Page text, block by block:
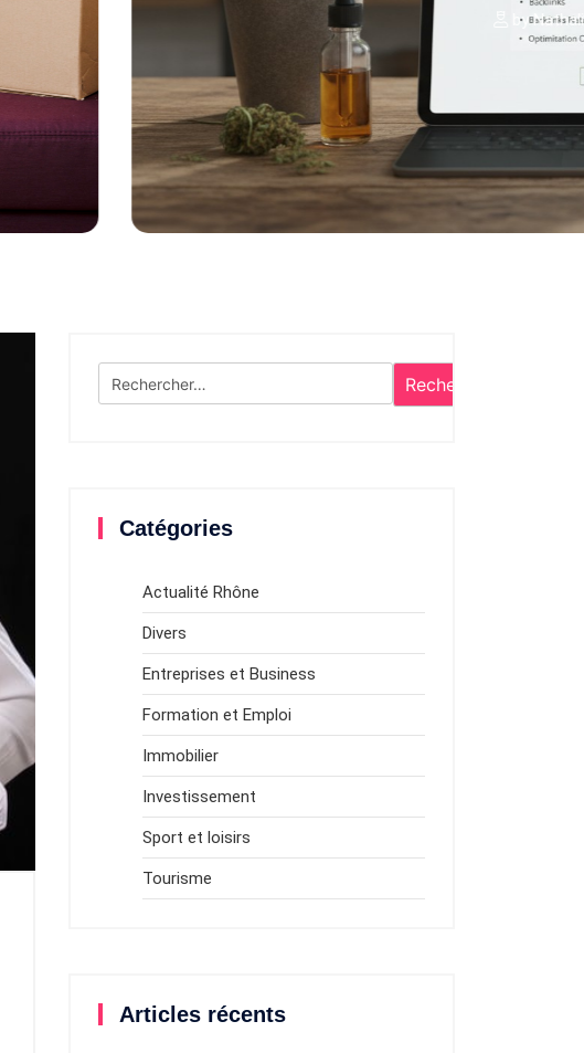
Rechercher :
Catégories
Actualité Rhône
Divers
Entreprises et Business
Formation et Emploi
Immobilier
Investissement
Sport et loisirs
Tourisme
Articles récents